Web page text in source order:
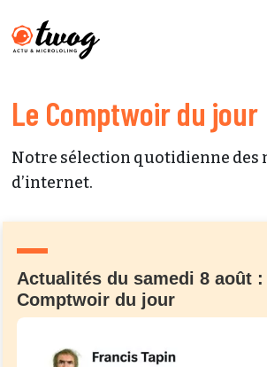
Le Comptwoir du jour
Notre sélection quotidienne des
d’internet.
Actualités du samedi 8 août :
Comptwoir du jour
Bienvenue !
JE M'INSCRIS
PSEUDO*
PASSWORD *
Connexion
PSEUDO
MOT DE PASSE
VOTRE
Que souhaitez-vous
Quelques
Ma propre